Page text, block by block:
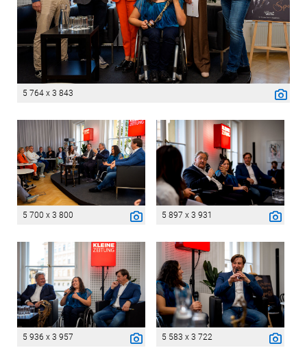
5 764 x 3 843
5 700 x 3 800 5 897 x 3 931
5 936 x 3 957 5 583 x 3 722